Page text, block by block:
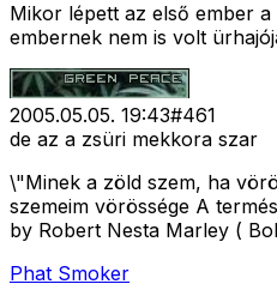
Mikor lépett az első ember
embernek nem is volt
2005.05.05. 19:43#461
de az a zsüri mekkora szar
\"Minek a zöld szem, ha
szemeim vörössége A
by Robert Nesta Marley (
Phat Smoker